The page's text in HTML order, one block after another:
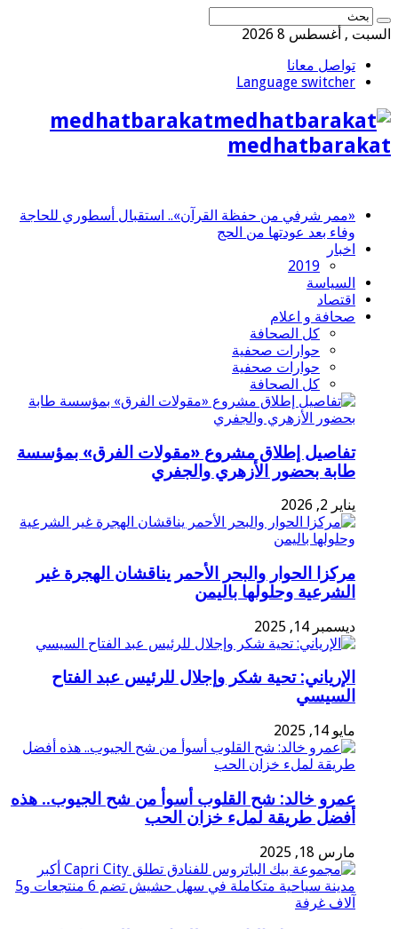
السبت , أغسطس 8 2026
تواصل معانا
Language switcher
medhatbarakat
medhatbarakat
«ممر شرفي من حفظة القرآن».. استقبال أسطوري للحاجة
وفاء بعد عودتها من الحج
اخبار
2019
السياسة
اقتصاد
صحافة و اعلام
كل الصحافة
حوارات صحفية
حوارات صحفية
كل الصحافة
تفاصيل إطلاق مشروع «مقولات الفرق» بمؤسسة
طابة بحضور الأزهري والجفري
يناير 2, 2026
مركزا الحوار والبحر الأحمر يناقشان الهجرة غير
الشرعية وحلولها باليمن
ديسمبر 14, 2025
الإرياني: تحية شكر وإجلال للرئيس عبد الفتاح
السيسي
مايو 14, 2025
عمرو خالد: شح القلوب أسوأ من شح الجيوب.. هذه
أفضل طريقة لملء خزان الحب
مارس 18, 2025